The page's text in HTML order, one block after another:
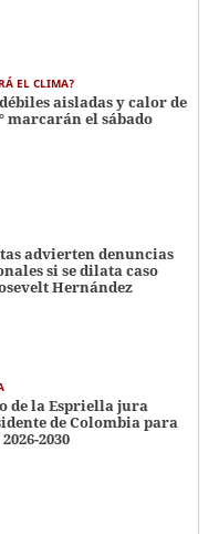
EL CLIMA?
aisladas y calor de
marcarán el sábado
advierten denuncias
si se dilata caso
Hernández
de la Espriella jura
de Colombia para
2030